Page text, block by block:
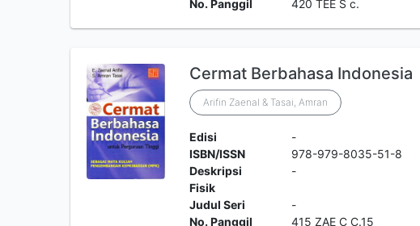
No. Panggil
420 TEE S c.
Cermat Berbahasa Indonesia
Arifin Zaenal & Tasai, Amran
Edisi
-
ISBN/ISSN
978-979-8035-51-8
Deskripsi
Fisik
-
Judul Seri
-
No. Panggil
415 ZAE C C.15